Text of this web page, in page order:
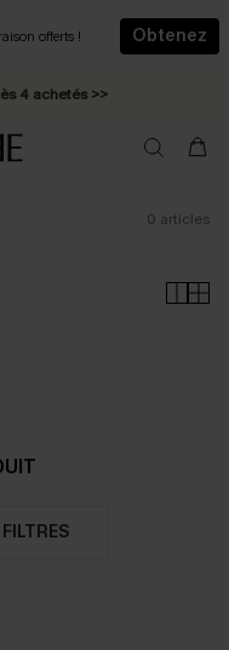
offerts !
Obtenez
ouvrés >>
4 achetés >>
0 articles